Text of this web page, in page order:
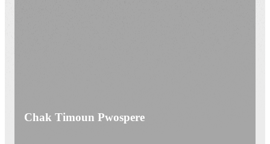
Chak Timoun Pwospere